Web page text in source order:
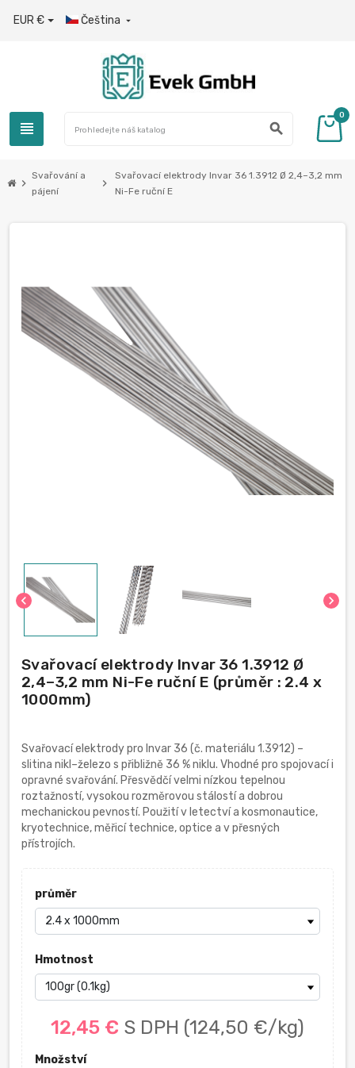
EUR € Čeština 
view_headline search
0
chevron_right
Svařování a
pájení
chevron_right
Svařovací elektrody Invar 36 1.3912 Ø 2,4–3,2 mm
Ni-Fe ruční E
chevron_left chevron_right
Svařovací elektrody Invar 36 1.3912 Ø
2,4–3,2 mm Ni-Fe ruční E (průměr : 2.4 x
1000mm)
Svařovací elektrody pro Invar 36 (č. materiálu 1.3912) –
slitina nikl–železo s přibližně 36 % niklu. Vhodné pro spojovací i
opravné svařování. Přesvědčí velmi nízkou tepelnou
roztažností, vysokou rozměrovou stálostí a dobrou
mechanickou pevností. Použití v letectví a kosmonautice,
kryotechnice, měřicí technice, optice a v přesných
přístrojích.
průměr
Hmotnost
12,45 € S DPH (124,50 €/kg)
Množství